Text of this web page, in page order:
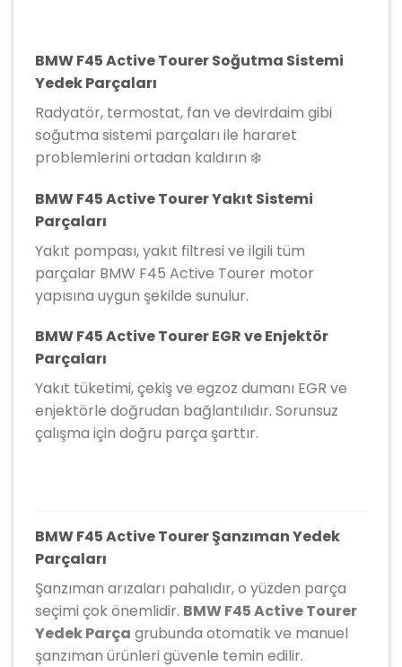
BMW F45 Active Tourer Soğutma Sistemi
Yedek Parçaları
Radyatör, termostat, fan ve devirdaim gibi
soğutma sistemi parçaları ile hararet
problemlerini ortadan kaldırın ❄️
BMW F45 Active Tourer Yakıt Sistemi
Parçaları
Yakıt pompası, yakıt filtresi ve ilgili tüm
parçalar BMW F45 Active Tourer motor
yapısına uygun şekilde sunulur.
BMW F45 Active Tourer EGR ve Enjektör
Parçaları
Yakıt tüketimi, çekiş ve egzoz dumanı EGR ve
enjektörle doğrudan bağlantılıdır. Sorunsuz
çalışma için doğru parça şarttır.
BMW F45 Active Tourer Şanzıman Yedek
Parçaları
Şanzıman arızaları pahalıdır, o yüzden parça
seçimi çok önemlidir. BMW F45 Active Tourer
Yedek Parça grubunda otomatik ve manuel
şanzıman ürünleri güvenle temin edilir.